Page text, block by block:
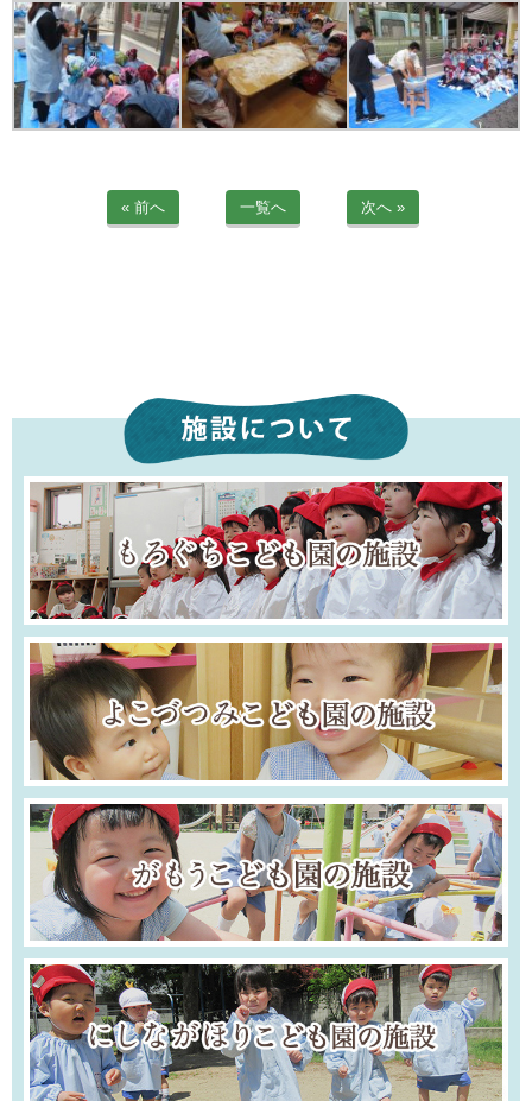
« 前へ 一覧へ 次へ »
医師の許可証
勤務証明書
苦情解決公表
重要事項説明書
防災計画
06-6915-8558